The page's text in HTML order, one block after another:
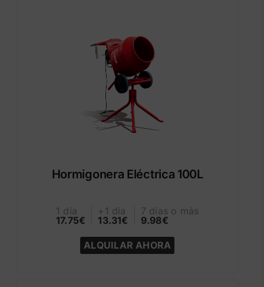
Hormigonera Eléctrica 100L
1 día
17.75€
+1 día
13.31€
7 días o más
9.98€
ALQUILAR AHORA